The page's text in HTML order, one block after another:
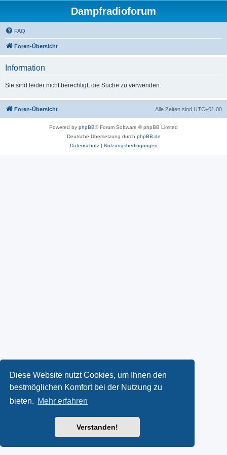
Diese Website nutzt Cookies, um Ihnen den
bestmöglichen Komfort bei der Nutzung zu
bieten. Mehr erfahren
Verstanden!
Dampfradioforum
FAQ
Foren-Übersicht
Information
Sie sind leider nicht berechtigt, die Suche zu verwenden.
Foren-Übersicht Alle Zeiten sind UTC+01:00
Powered by phpBB® Forum Software © phpBB Limited
Deutsche Übersetzung durch phpBB.de
Datenschutz| Nutzungsbedingungen